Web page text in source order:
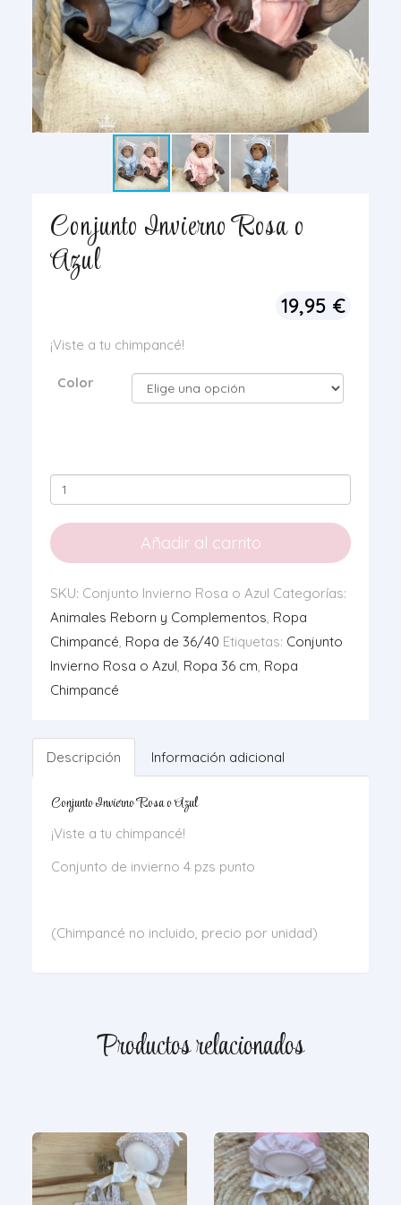
Conjunto Invierno Rosa o
Azul
19,95 €
¡Viste a tu chimpancé!
Color
Conjunto
Invierno
Rosa
o
cantidad
Añadir al carrito
SKU: Conjunto Invierno Rosa o Azul Categorías:
Animales Reborn y Complementos, Ropa
Chimpancé, Ropa de 36/40 Etiquetas: Conjunto
Invierno Rosa o Azul, Ropa 36 cm, Ropa
Chimpancé
Descripción Información adicional
Conjunto Invierno Rosa o Azul
¡Viste a tu chimpancé!
Conjunto de invierno 4 pzs punto
(Chimpancé no incluido, precio por unidad)
Productos relacionados